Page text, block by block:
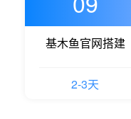
基木鱼官网搭建
2-3天